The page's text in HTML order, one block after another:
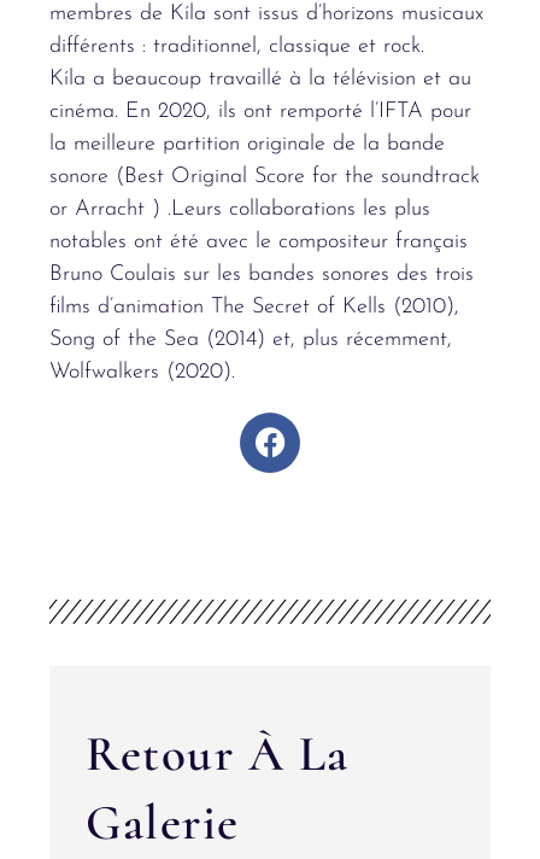
membres de Kíla sont issus d’horizons musicaux
différents : traditionnel, classique et rock.
Kíla a beaucoup travaillé à la télévision et au
cinéma. En 2020, ils ont remporté l’IFTA pour
la meilleure partition originale de la bande
sonore (Best Original Score for the soundtrack
or Arracht ) .Leurs collaborations les plus
notables ont été avec le compositeur français
Bruno Coulais sur les bandes sonores des trois
films d’animation The Secret of Kells (2010),
Song of the Sea (2014) et, plus récemment,
Wolfwalkers (2020).
Retour À La
Galerie